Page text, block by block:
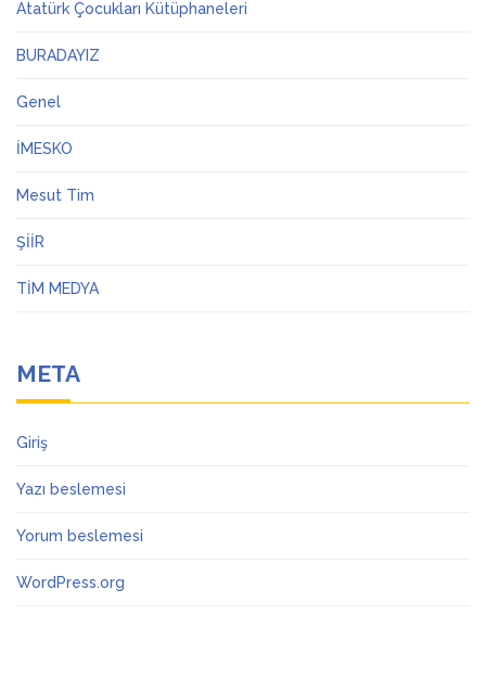
Atatürk Çocukları Kütüphaneleri
BURADAYIZ
Genel
İMESKO
Mesut Tim
ŞİİR
TİM MEDYA
META
Giriş
Yazı beslemesi
Yorum beslemesi
WordPress.org